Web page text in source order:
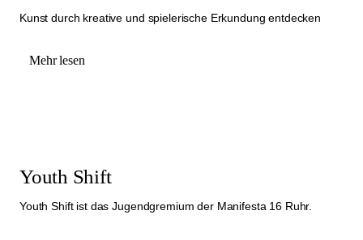
Kunst durch kreative und spielerische Erkundung entdecken
Mehr lesen
Youth Shift
Youth Shift ist das Jugendgremium der Manifesta 16 Ruhr.